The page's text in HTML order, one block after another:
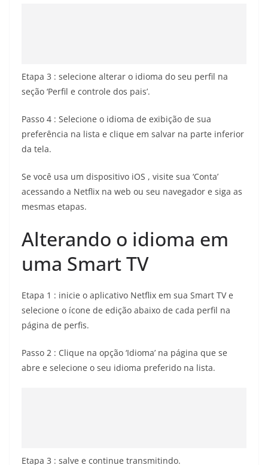
Etapa 3 : selecione alterar o idioma do seu perfil na
seção ‘Perfil e controle dos pais’.
Passo 4 : Selecione o idioma de exibição de sua
preferência na lista e clique em salvar na parte inferior
da tela.
Se você usa um dispositivo iOS , visite sua ‘Conta’
acessando a Netflix na web ou seu navegador e siga as
mesmas etapas.
Alterando o idioma em
uma Smart TV
Etapa 1 : inicie o aplicativo Netflix em sua Smart TV e
selecione o ícone de edição abaixo de cada perfil na
página de perfis.
Passo 2 : Clique na opção ‘Idioma’ na página que se
abre e selecione o seu idioma preferido na lista.
Etapa 3 : salve e continue transmitindo.